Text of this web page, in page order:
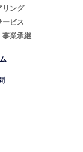
リング
ービス
事業承継